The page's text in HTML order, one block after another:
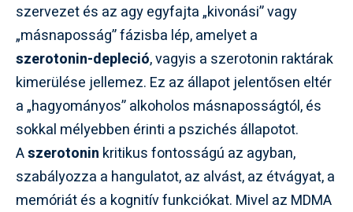
szervezet és az agy egyfajta „kivonási” vagy
„másnaposság” fázisba lép, amelyet a
szerotonin-depleció, vagyis a szerotonin raktárak
kimerülése jellemez. Ez az állapot jelentősen eltér
a „hagyományos” alkoholos másnaposságtól, és
sokkal mélyebben érinti a pszichés állapotot.
Aszerotonin kritikus fontosságú az agyban,
szabályozza a hangulatot, az alvást, az étvágyat, a
memóriát és a kognitív funkciókat. Mivel az MDMA